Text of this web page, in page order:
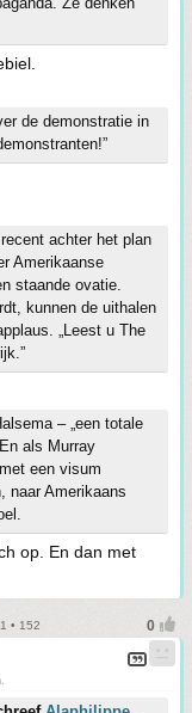
de demonstratie in
achter het plan
Amerikaanse
staande ovatie.
kunnen de uithalen
„Leest u The
– „een totale
als Murray
een visum
naar Amerikaans
op. En dan met
• 152